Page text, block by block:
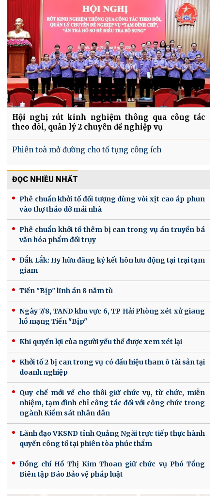
Hội nghị rút kinh nghiệm thông qua công tác
theo dõi, quản lý 2 chuyên đề nghiệp vụ
Phiên toà mở đường cho tố tụng công ích
ĐỌC NHIỀU NHẤT
Phê chuẩn khởi tố đối tượng dùng vòi xịt cao áp phun
vào thợ tháo dỡ mái nhà
Phê chuẩn khởi tố thêm bị can trong vụ án truyền bá
văn hóa phẩm đồi trụy
Đắk Lắk: Hy hữu đăng ký kết hôn lưu động tại trại tạm
giam
Tiến "Bịp" lĩnh án 8 năm tù
Ngày 7/8, TAND khu vực 6, TP Hải Phòng xét xử giang
hồ mạng Tiến "Bịp"
Khi quyền lợi của người yếu thế được xem xét lại
Khởi tố 2 bị can trong vụ có dấu hiệu tham ô tài sản tại
doanh nghiệp
Quy chế mới về cho thôi giữ chức vụ, từ chức, miễn
nhiệm, tạm đình chỉ công tác đối với công chức trong
ngành Kiểm sát nhân dân
Lãnh đạo VKSND tỉnh Quảng Ngãi trực tiếp thực hành
quyền công tố tại phiên tòa phúc thẩm
Đồng chí Hồ Thị Kim Thoan giữ chức vụ Phó Tổng
Biên tập Báo Bảo vệ pháp luật